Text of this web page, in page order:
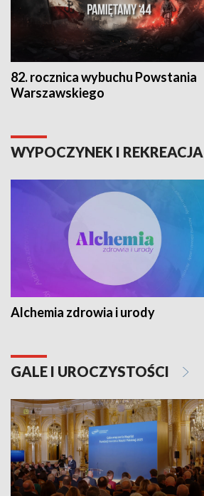
82. rocznica wybuchu Powstania
Warszawskiego
WYPOCZYNEK I REKREACJA
Alchemia zdrowia i urody
GALE I UROCZYSTOŚCI